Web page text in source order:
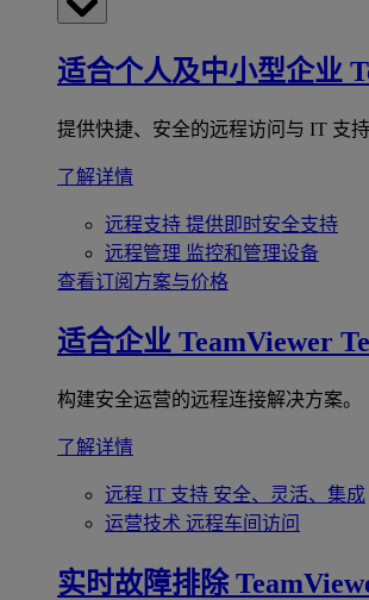
适合个人及中小型企业
提供快捷、安全的远程访问与 IT 支持
了解详情
远程支持 提供即时安全支持
远程管理 监控和管理设备
查看订阅方案与价格
适合企业 TeamViewer
构建安全运营的远程连接解决方案。
了解详情
远程 IT 支持 安全、灵活、集成
运营技术 远程车间访问
实时故障排除